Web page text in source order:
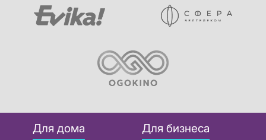
Для дома Для бизнеса